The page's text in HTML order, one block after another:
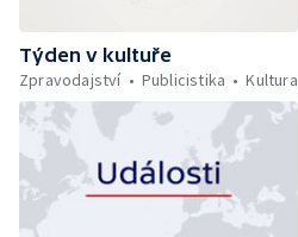
Týden v kultuře
Zpravodajství
Publicistika Kultura